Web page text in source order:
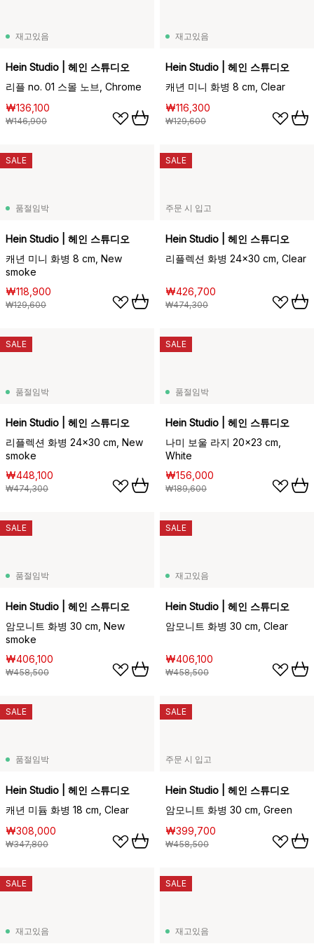
재고있음
Hein Studio | 헤인 스튜디오
리플 no. 01 스몰 노브, Chrome
₩136,100
₩146,900
재고있음
Hein Studio | 헤인 스튜디오
캐년 미니 화병 8 cm, Clear
₩116,300
₩129,600
품절임박
Hein Studio | 헤인 스튜디오
캐년 미니 화병 8 cm, New
smoke
₩118,900
₩129,600
SALE
주문 시 입고
Hein Studio | 헤인 스튜디오
리플렉션 화병 24x30 cm, Clear
₩426,700
₩474,300
SALE
품절임박
Hein Studio | 헤인 스튜디오
리플렉션 화병 24x30 cm, New
smoke
₩448,100
₩474,300
SALE
품절임박
Hein Studio | 헤인 스튜디오
나미 보울 라지 20x23 cm,
White
₩156,000
₩189,600
SALE
품절임박
Hein Studio | 헤인 스튜디오
암모니트 화병 30 cm, New
smoke
₩406,100
₩458,500
SALE
재고있음
Hein Studio | 헤인 스튜디오
암모니트 화병 30 cm, Clear
₩406,100
₩458,500
SALE
품절임박
Hein Studio | 헤인 스튜디오
캐년 미듐 화병 18 cm, Clear
₩308,000
₩347,800
SALE
주문 시 입고
Hein Studio | 헤인 스튜디오
암모니트 화병 30 cm, Green
₩399,700
₩458,500
SALE
재고있음
SALE
재고있음
SALE